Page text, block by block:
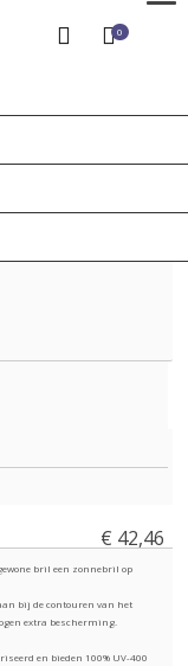
0
€ 42,46
bril een zonnebril op
bij de contouren van het
extra bescherming.
en bieden 100% UV-400